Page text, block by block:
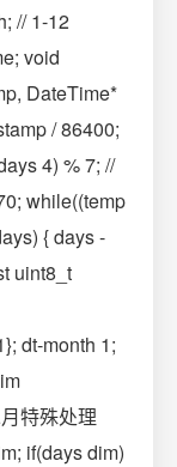
// 1-12
void
DateTime*
/ 86400;
4) % 7; //
while((temp
{ days -
uint8_t
dt-month 1;
特殊处理
if(days dim)